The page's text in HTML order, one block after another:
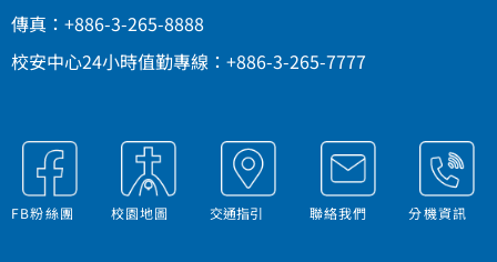
傳真：+886-3-265-8888
校安中心24小時值勤專線：+886-3-265-7777
FB粉絲團 校園地圖 交通指引 聯絡我們 分機資訊